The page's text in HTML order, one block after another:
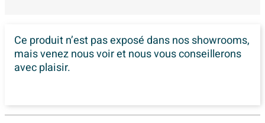
Ce produit n’est pas exposé dansnos showrooms,
mais venez nous voir et nous vous conseillerons
avec plaisir.